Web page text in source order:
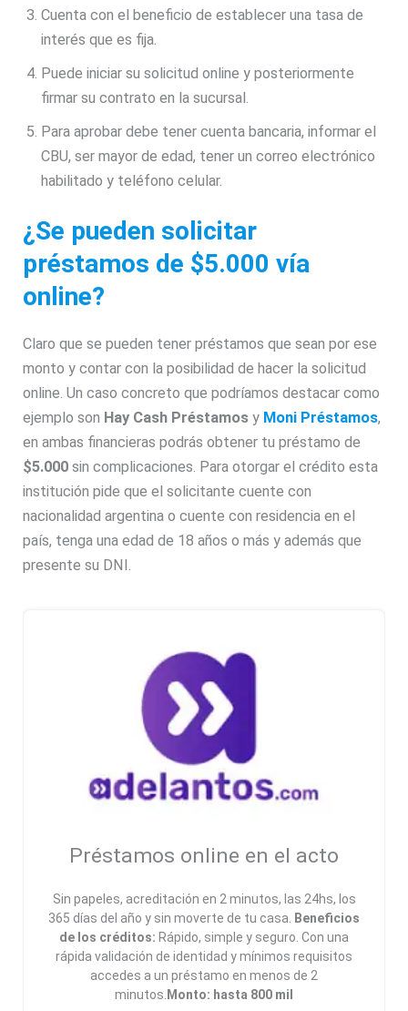
Cuenta con el beneficio de establecer una tasa de
interés que es fija.
Puede iniciar su solicitud online y posteriormente
firmar su contrato en la sucursal.
Para aprobar debe tener cuenta bancaria, informar el
CBU, ser mayor de edad, tener un correo electrónico
habilitado y teléfono celular.
¿Se pueden solicitar
préstamos de $5.000 vía
online?
Claro que se pueden tener préstamos que sean por ese
monto y contar con la posibilidad de hacer la solicitud
online. Un caso concreto que podríamos destacar como
ejemplo son Hay Cash Préstamos y Moni Préstamos,
en ambas financieras podrás obtener tu préstamo de
$5.000 sin complicaciones. Para otorgar el crédito esta
institución pide que el solicitante cuente con
nacionalidad argentina o cuente con residencia en el
país, tenga una edad de 18 años o más y además que
presente su DNI.
Préstamos online en el acto
Sin papeles, acreditación en 2 minutos, las 24hs, los
365 días del año y sin moverte de tu casa.
Beneficios
de los créditos: Rápido, simple y seguro. Con una
rápida validación de identidad y mínimos requisitos
accedes a un préstamo en menos de 2
minutos. Monto: hasta 800 mil